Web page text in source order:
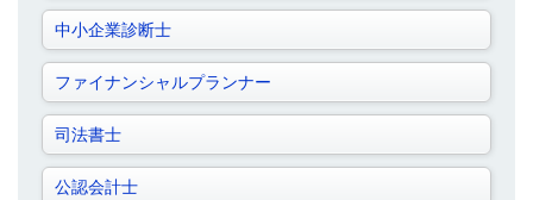
中小企業診断士
ファイナンシャルプランナー
司法書士
公認会計士